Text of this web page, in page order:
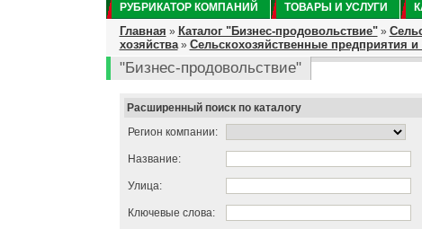
РУБРИКАТОР КОМПАНИЙ
ТОВАРЫ И УСЛУГИ
Главная » Каталог "Бизнес-продовольствие"»
хозяйства» Сельскохозяйственные предприятия
"Бизнес-продовольствие"
Расширенный поиск по каталогу
Регион компании:
Название:
Улица:
Ключевые слова: